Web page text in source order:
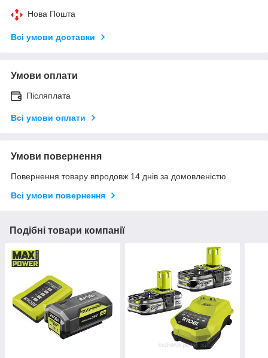
Нова Пошта
Всі умови доставки
Умови оплати
Післяплата
Всі умови оплати
Умови повернення
Повернення товару впродовж 14 днів за домовленістю
Всі умови повернення
Подібні товари компанії